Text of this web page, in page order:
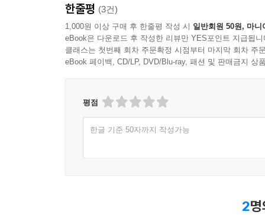
대단히 감동적인 한 예술가의 초상 _ 엘르Elle
회고록과 전기와 역사의 흥미진진한 조합 _ 아폴로
한줄평 (3건)
1,000원 이상 구매 후 한줄평 작성 시 일반회원 50원, 마니
eBook은 다운로드 후 작성한 리뷰만 YES포인트 지급됩니
클래스는 첫번째 회차 주문확정 시점부터 마지막 회차 주
eBook 페이백, CD/LP, DVD/Blu-ray, 패션 및 판매금지 상
평점
한글 기준 50자까지 작성가능
2